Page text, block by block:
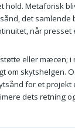
hold. Metaforisk
det samlende
når presset
eller mæcen; i
om skytshelgen.
for et projekt
dets retning